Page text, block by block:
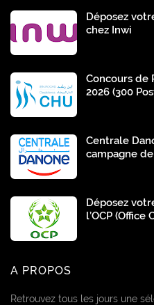
Déposez
chez Inwi
Concours de
2026 (300
Centrale
campagne
Déposez
l’OCP
A PROPOS
Retrouvez tous les jours une